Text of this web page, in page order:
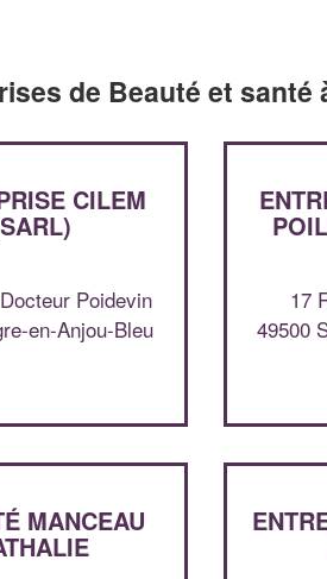
de Beauté et santé
CILEM
Poidevin
en-Anjou-Bleu
17
49500
MANCEAU